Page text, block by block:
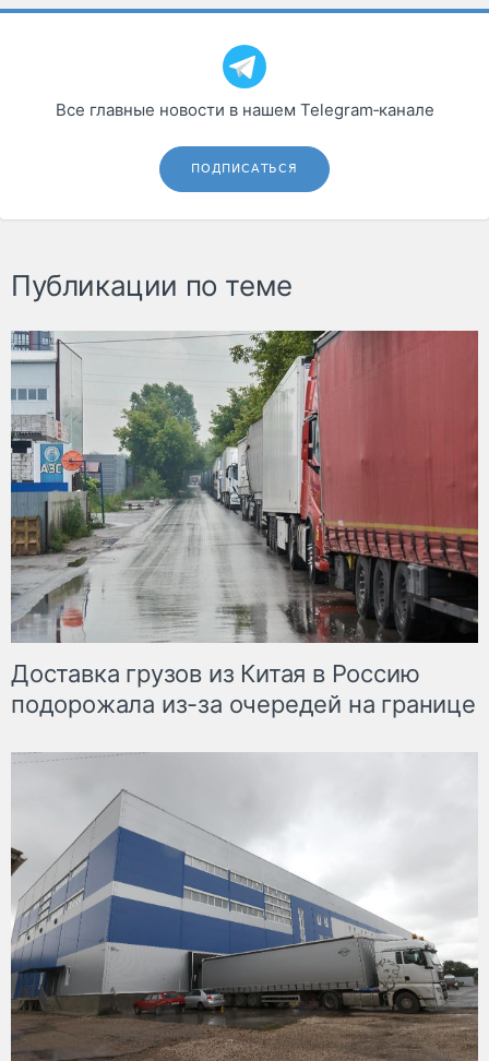
Все главные новости в нашем Telegram‑канале
ПОДПИСАТЬСЯ
Публикации по теме
Доставка грузов из Китая в Россию
подорожала из-за очередей на границе